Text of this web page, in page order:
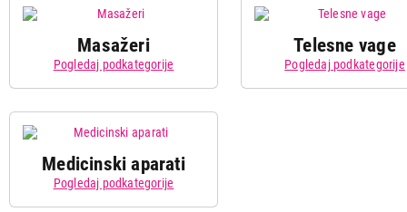
Epilatori
Aparati za
za šišanje
i trimeri
četkice za
zube
Masažeri
Pogledaj podkategorije
Telesne vage
Pogledaj podkategorije
Medicinski aparati
Pogledaj podkategorije